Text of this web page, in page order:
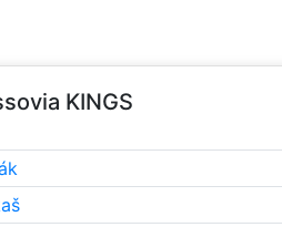
KINGS